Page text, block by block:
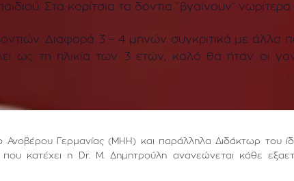
Στα κορίτσια τα δόντια “βγαίνουν” νωρίτερα
Διαφορά 3 – 4 μηνών συγκριτικά με άλλα
ως τη ηλικία των 3 ετών, καλό θα ήταν οι
Ανοβέρου Γερμανίας (ΜΗΗ) και παράλληλα Διδάκτωρ του
κατέχει η Dr. Μ. Δημητρούλη ανανεώνεται κάθε